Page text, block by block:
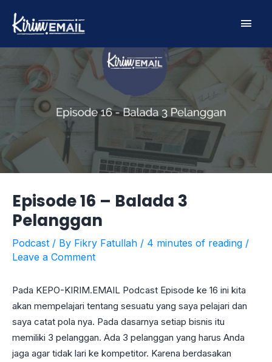
content
Main
Episode 16 – Balada 3
Pelanggan
Podcast / By Fikry Fatullah / 4 minutes of reading /
Leave a Comment
Pada KEPO-KIRIM.EMAIL Podcast Episode ke 16 ini kita
akan mempelajari tentang sesuatu yang saya pelajari dan
saya catat pola nya. Pada dasarnya setiap bisnis itu
memiliki 3 pelanggan. Ada 3 pelanggan yang harus Anda
jaga agar tidak lari ke kompetitor. Karena berdasakan